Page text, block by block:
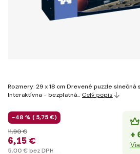
Rozmery: 29 x 18 cm Drevené puzzle slnečná
Interaktívna - bezplatná… Celý popis
-48 % (5,75 €)
6,15 €
11,90 €
5,00 € bez DPH
+